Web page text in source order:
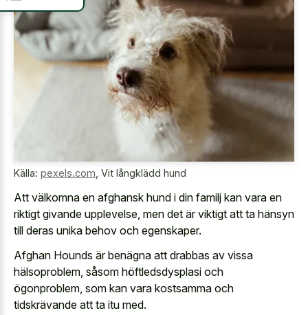
Källa: pexels.com Vit långklädd hund
Att välkomna en afghansk hund i din familj kan vara en
riktigt givande upplevelse, men det är viktigt att ta hänsyn
till deras unika behov och egenskaper.
Afghan Hounds är benägna att drabbas av vissa
hälsoproblem, såsom höftledsdysplasi och
ögonproblem, som kan vara kostsamma och
tidskrävande att ta itu med.